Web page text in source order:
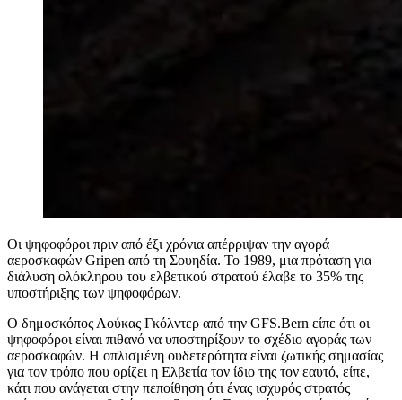
Οι ψηφοφόροι πριν από έξι χρόνια απέρριψαν την αγορά
αεροσκαφών Gripen από τη Σουηδία. Το 1989, μια πρόταση για
διάλυση ολόκληρου του ελβετικού στρατού έλαβε το 35% της
υποστήριξης των ψηφοφόρων.
Ο δημοσκόπος Λούκας Γκόλντερ από την GFS.Bern είπε ότι οι
ψηφοφόροι είναι πιθανό να υποστηρίξουν το σχέδιο αγοράς των
αεροσκαφών. Η οπλισμένη ουδετερότητα είναι ζωτικής σημασίας
για τον τρόπο που ορίζει η Ελβετία τον ίδιο της τον εαυτό, είπε,
κάτι που ανάγεται στην πεποίθηση ότι ένας ισχυρός στρατός